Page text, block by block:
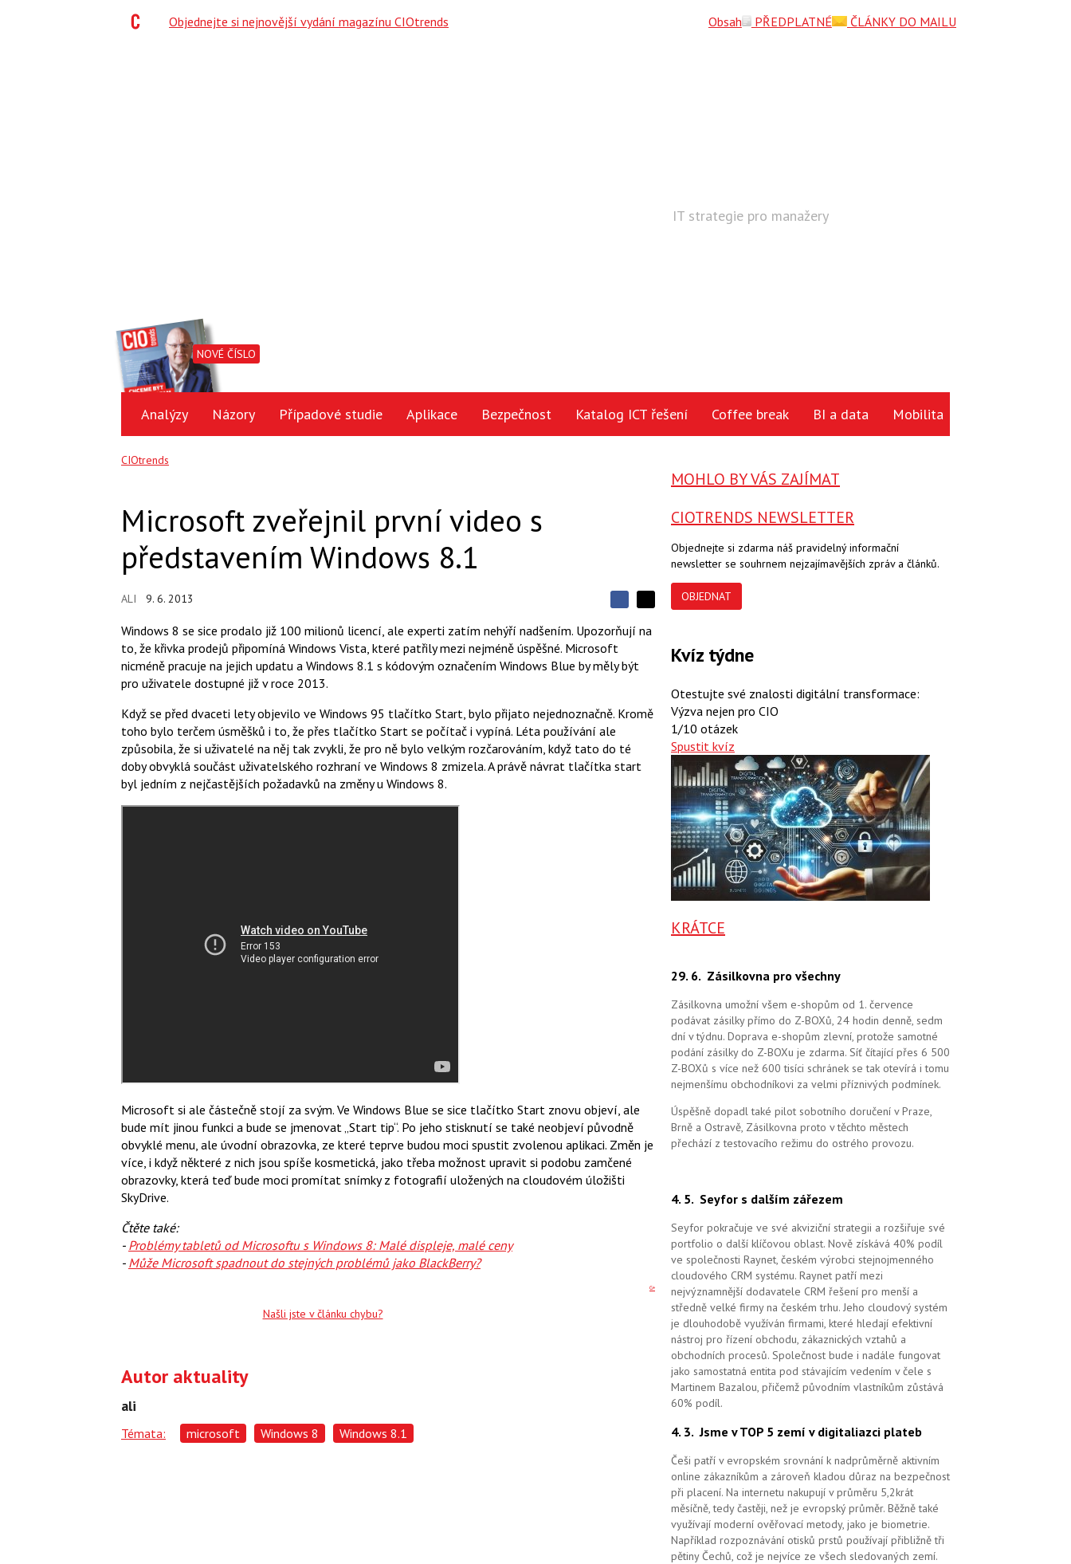
NOVÉ ČÍSLO
IT strategie pro manažery
Analýzy Názory Případové studie Aplikace Bezpečnost Katalog ICT řešení Coffee break BI a data Mobilita
CIOtrends
Microsoft zveřejnil první video s
představením Windows 8.1
ALI 9. 6. 2013
S
d
í
l
t
S
í
j
a
c
e
í
n
a
Windows 8 se sice prodalo již 100 milionů licencí, ale experti zatím nehýří nadšením. Upozorňují na
to, že křivka prodejů připomíná Windows Vista, které patřily mezi nejméně úspěšné. Microsoft
nicméně pracuje na jejich updatu a Windows 8.1 s kódovým označením Windows Blue by měly být
pro uživatele dostupné již v roce 2013.
Když se před dvaceti lety objevilo ve Windows 95 tlačítko Start, bylo přijato nejednoznačně. Kromě
toho bylo terčem úsměšků i to, že přes tlačítko Start se počítač i vypíná. Léta používání ale
způsobila, že si uživatelé na něj tak zvykli, že pro ně bylo velkým rozčarováním, když tato do té
doby obvyklá součást uživatelského rozhraní ve Windows 8 zmizela. A právě návrat tlačítka start
byl jedním z nejčastějších požadavků na změny u Windows 8.
Microsoft si ale částečně stojí za svým. Ve Windows Blue se sice tlačítko Start znovu objeví, ale
bude mít jinou funkci a bude se jmenovat „Start tip“. Po jeho stisknutí se také neobjeví původně
obvyklé menu, ale úvodní obrazovka, ze které teprve budou moci spustit zvolenou aplikaci. Změn je
více, i když některé z nich jsou spíše kosmetická, jako třeba možnost upravit si podobu zamčené
obrazovky, která teď bude moci promítat snímky z fotografií uložených na cloudovém úložišti
SkyDrive.
Čtěte také:
- Problémy tabletů od Microsoftu s Windows 8: Malé displeje, malé ceny
- Může Microsoft spadnout do stejných problémů jako BlackBerry?
G+
Našli jste v článku chybu?
Autor aktuality
ali
Témata: microsoft Windows 8 Windows 8.1
MOHLO BY VÁS ZAJÍMAT
CIOTRENDS NEWSLETTER
Objednejte si zdarma náš pravidelný informační
newsletter se souhrnem nejzajímavějších zpráv a článků.
OBJEDNAT
Kvíz týdne
Otestujte své znalosti digitální transformace:
Výzva nejen pro CIO
1/10 otázek
Spustit kvíz
KRÁTCE
29. 6. Zásilkovna pro všechny
Zásilkovna umožní všem e-shopům od 1. července
podávat zásilky přímo do Z-BOXů, 24 hodin denně, sedm
dní v týdnu. Doprava e-shopům zlevní, protože samotné
podání zásilky do Z-BOXu je zdarma. Síť čítající přes 6 500
Z-BOXů s více než 600 tisíci schránek se tak otevírá i tomu
nejmenšímu obchodníkovi za velmi příznivých podmínek.
Úspěšně dopadl také pilot sobotního doručení v Praze,
Brně a Ostravě, Zásilkovna proto v těchto městech
přechází z testovacího režimu do ostrého provozu.
4. 5. Seyfor s dalším zářezem
Seyfor pokračuje ve své akviziční strategii a rozšiřuje své
portfolio o další klíčovou oblast. Nově získává 40% podíl
ve společnosti Raynet, českém výrobci stejnojmenného
cloudového CRM systému. Raynet patří mezi
nejvýznamnější dodavatele CRM řešení pro menší a
středně velké firmy na českém trhu. Jeho cloudový systém
je dlouhodobě využíván firmami, které hledají efektivní
nástroj pro řízení obchodu, zákaznických vztahů a
obchodních procesů. Společnost bude i nadále fungovat
jako samostatná entita pod stávajícím vedením v čele s
Martinem Bazalou, přičemž původním vlastníkům zůstává
60% podíl.
4. 3.Jsme v TOP 5 zemí v digitaliazci plateb
Češi patří v evropském srovnání k nadprůměrně aktivním
online zákazníkům a zároveň kladou důraz na bezpečnost
při placení. Na internetu nakupují v průměru 5,2krát
měsíčně, tedy častěji, než je evropský průměr. Běžně také
využívají moderní ověřovací metody, jako je biometrie.
Například rozpoznávání otisků prstů používají přibližně tři
pětiny Čechů, což je nejvíce ze všech sledovaných zemí.
Objednejte si nejnovější vydání magazínu CIOtrends Obsah PŘEDPLATNÉ ČLÁNKY DO MAILU